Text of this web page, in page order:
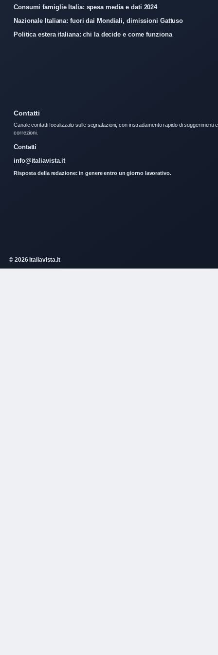
Consumi famiglie Italia: spesa media e dati 2024
Nazionale Italiana: fuori dai Mondiali, dimissioni Gattuso
Politica estera italiana: chi la decide e come funziona
Contatti
Canale contatti focalizzato sulle segnalazioni, con instradamento rapido di suggerimenti e
correzioni.
Contatti
info@italiavista.it
Risposta della redazione: in genere entro un giorno lavorativo.
© 2026 Italiavista.it